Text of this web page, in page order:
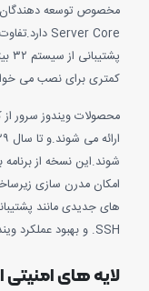
توسعه دهندگان ارائه
پشتیبانی از
برای نصب می
ویندوز سرور از کانال
ارائه می
مدرن سازی زیرساخت ها و
های امنیتی